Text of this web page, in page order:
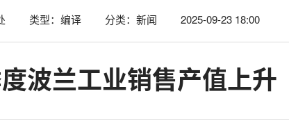
类型：编译 分类：新闻 2025-09-23 18:00
波兰工业销售产值上升